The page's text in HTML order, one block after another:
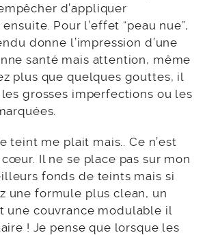
d’appliquer
Pour l’effet “peau nue”,
donne l’impression d’une
santé mais attention, même
plus que quelques gouttes, il
grosses imperfections ou les
teint me plait mais.. Ce n’est
Il ne se place pas sur mon
fonds de teints mais si
une formule plus clean, un
une couvrance modulable il
! Je pense que lorsque les